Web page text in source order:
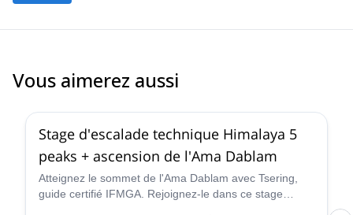
Vous aimerez aussi
Stage d'escalade technique Himalaya 5
peaks + ascension de l'Ama Dablam
Atteignez le sommet de l'Ama Dablam avec Tsering,
guide certifié IFMGA. Rejoignez-le dans ce stage